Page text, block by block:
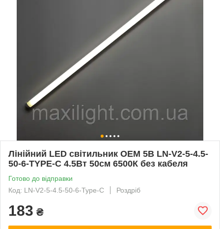
Лінійний LED світильник OEM 5В LN-V2-5-4.5-
50-6-TYPE-C 4.5Вт 50см 6500К без кабеля
Готово до відправки
Код: LN-V2-5-4.5-50-6-Type-C
Роздріб
183 ₴